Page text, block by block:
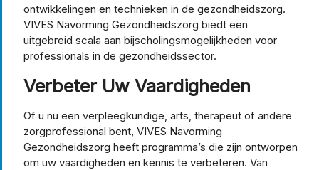
ontwikkelingen en technieken in de gezondheidszorg.
VIVES Navorming Gezondheidszorg biedt een
uitgebreid scala aan bijscholingsmogelijkheden voor
professionals in de gezondheidssector.
Verbeter Uw Vaardigheden
Of u nu een verpleegkundige, arts, therapeut of andere
zorgprofessional bent, VIVES Navorming
Gezondheidszorg heeft programma’s die zijn ontworpen
om uw vaardigheden en kennis te verbeteren. Van